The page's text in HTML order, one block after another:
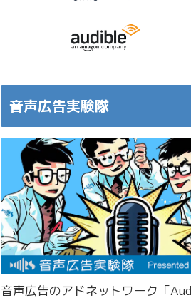
音声広告実験隊
音声広告のアドネットワーク「